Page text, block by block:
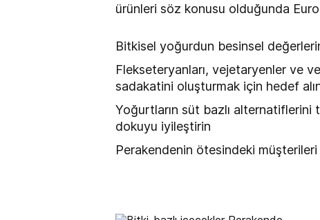
ürünleri söz konusu olduğunda
Bitkisel yoğurdun besinsel
Flekseteryanları, vejetaryenler ve
sadakatini oluşturmak için hedef
Yoğurtların süt bazlı
dokuyu iyileştirin
Perakendenin ötesindeki